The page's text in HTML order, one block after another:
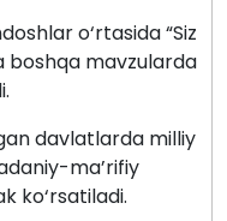
o‘rtasida “Siz
boshqa mavzularda
davlatlarda milliy
ma’rifiy
ko‘rsatiladi.